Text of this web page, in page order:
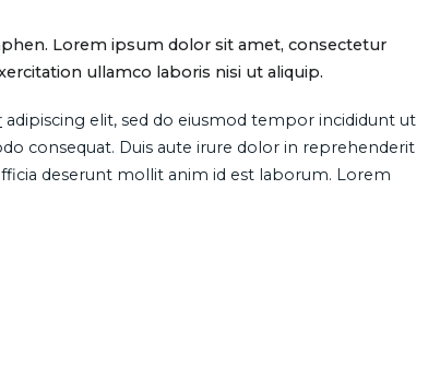
Lorem ipsum dolor sit amet, consectetur
ullamco laboris nisi ut aliquip.
adipiscing elit, sed do eiusmod tempor incididunt ut
consequat. Duis aute irure dolor in reprehenderit
deserunt mollit anim id est laborum. Lorem